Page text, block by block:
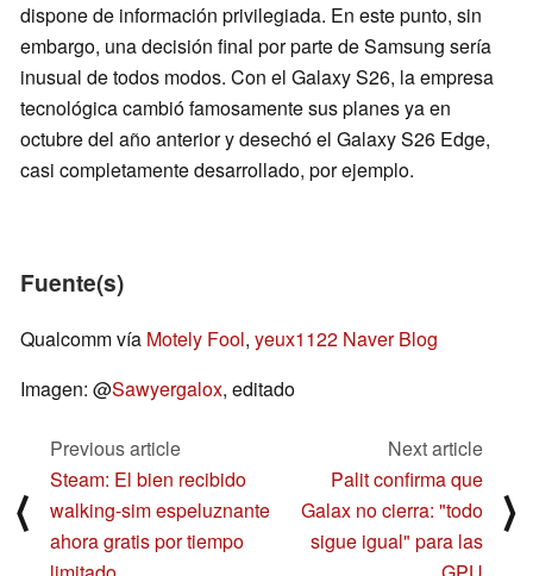
dispone de información privilegiada. En este punto, sin
embargo, una decisión final por parte de Samsung sería
inusual de todos modos. Con el Galaxy S26, la empresa
tecnológica cambió famosamente sus planes ya en
octubre del año anterior y desechó el Galaxy S26 Edge,
casi completamente desarrollado, por ejemplo.
Fuente(s)
Qualcomm vía Motely Fool, yeux1122 Naver Blog
Imagen: @Sawyergalox, editado
⟨
Previous article
Steam: El bien recibido
walking-sim espeluznante
ahora gratis por tiempo
Next article
Palit confirma que
Galax no cierra: "todo
sigue igual" para las
⟩